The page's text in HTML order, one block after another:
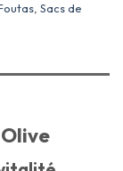
, Sacs de